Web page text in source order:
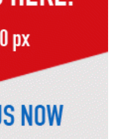
টার্ন কঙ্গনা রনৌতের
গভীর রাতে ঘুম উধাও?